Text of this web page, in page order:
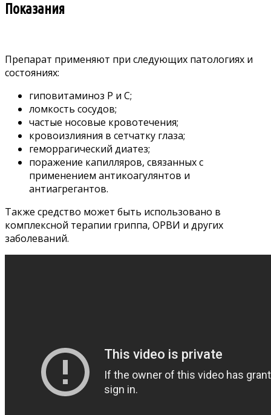
Показания
Препарат применяют при следующих патологиях и
состояниях:
гиповитаминоз Р и С;
ломкость сосудов;
частые носовые кровотечения;
кровоизлияния в сетчатку глаза;
геморрагический диатез;
поражение капилляров, связанных с
применением антикоагулянтов и
антиагрегантов.
Также средство может быть использовано в
комплексной терапии гриппа, ОРВИ и других
заболеваний.